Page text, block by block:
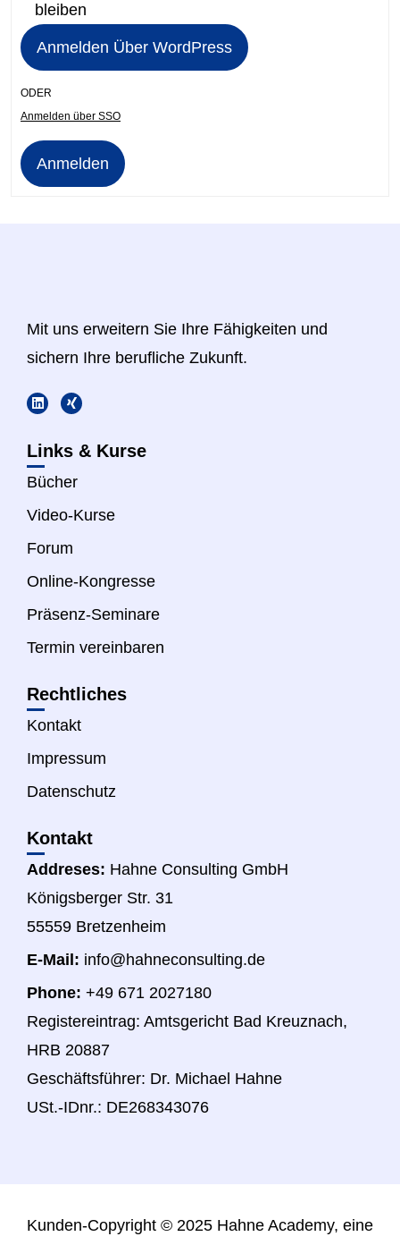
bleiben
ODER
Anmelden über SSO
Anmelden
Mit uns erweitern Sie Ihre Fähigkeiten und
sichern Ihre berufliche Zukunft.
Links & Kurse
Bücher
Video-Kurse
Forum
Online-Kongresse
Präsenz-Seminare
Termin vereinbaren
Rechtliches
Kontakt
Impressum
Datenschutz
Kontakt
Addreses: Hahne Consulting GmbH
Königsberger Str. 31
55559 Bretzenheim
E-Mail: info@hahneconsulting.de
Phone: +49 671 2027180
Registereintrag: Amtsgericht Bad Kreuznach,
HRB 20887
Geschäftsführer: Dr. Michael Hahne
USt.-IDnr.: DE268343076
Kunden-Copyright © 2025 Hahne Academy, eine